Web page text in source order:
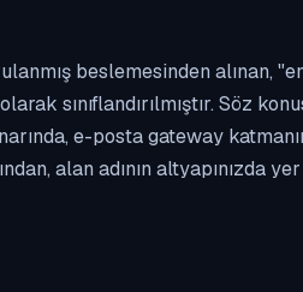
beslemesinden
sınıflandırılmıştır. Söz
e-posta gateway
alan adının altyapınızda